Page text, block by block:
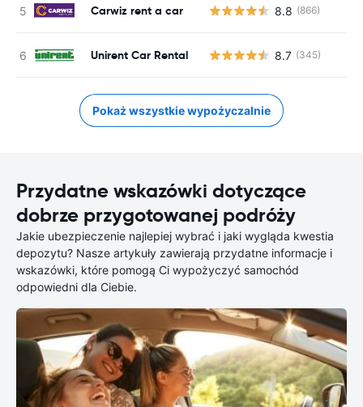
Carwiz rent a car 8.8 (866)
Unirent Car Rental 8.7 (345)
Pokaż wszystkie wypożyczalnie
Przydatne wskazówki dotyczące
dobrze przygotowanej podróży
Jakie ubezpieczenie najlepiej wybrać i jaki wygląda kwestia
depozytu? Nasze artykuły zawierają przydatne informacje i
wskazówki, które pomogą Ci wypożyczyć samochód
odpowiedni dla Ciebie.